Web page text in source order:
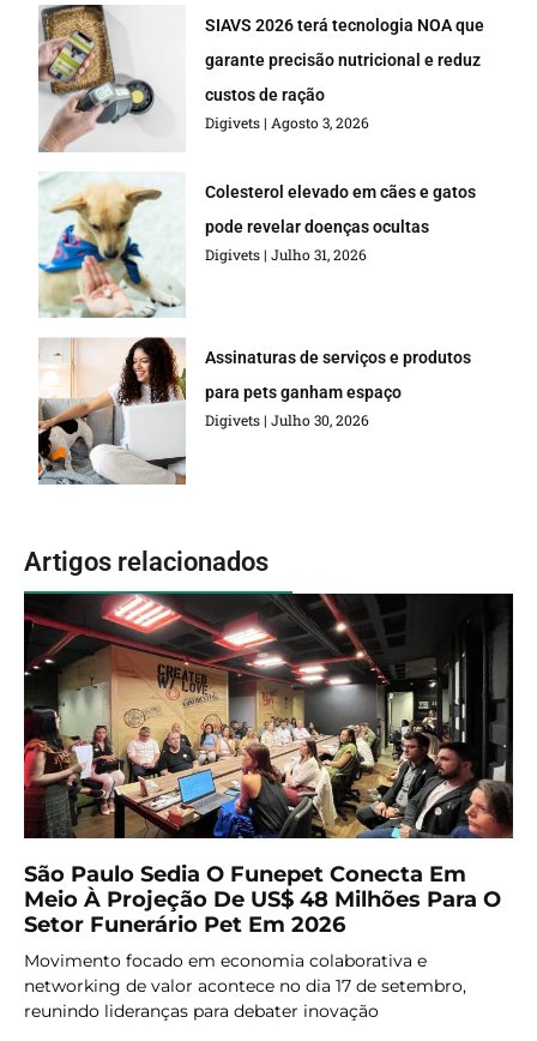
SIAVS 2026 terá tecnologia NOA que
garante precisão nutricional e reduz
custos de ração
Digivets Agosto 3, 2026
Colesterol elevado em cães e gatos
pode revelar doenças ocultas
Digivets Julho 31, 2026
Assinaturas de serviços e produtos
para pets ganham espaço
Digivets Julho 30, 2026
Artigos relacionados
São Paulo Sedia O Funepet Conecta Em
Meio À Projeção De US$ 48 Milhões Para O
Setor Funerário Pet Em 2026
Movimento focado em economia colaborativa e
networking de valor acontece no dia 17 de setembro,
reunindo lideranças para debater inovação